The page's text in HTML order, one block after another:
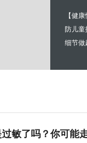
【健
防儿
细节做
过敏了吗？你可能